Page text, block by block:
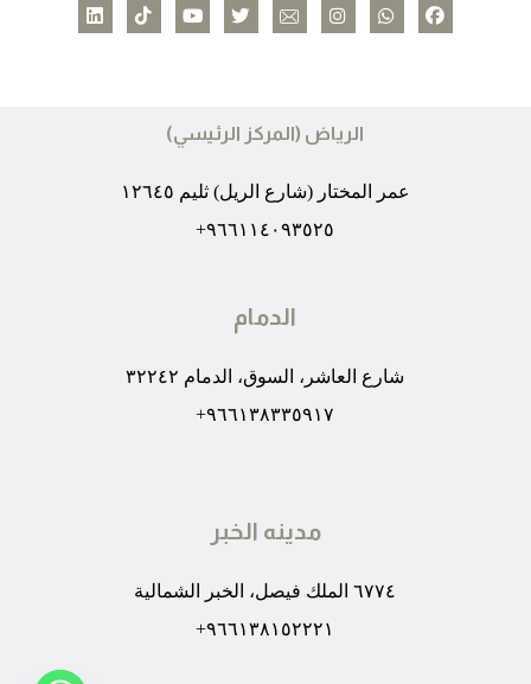
الرياض (المركز الرئيسي)
عمر المختار (شارع الريل) ثليم ١٢٦٤٥
٩٦٦١١٤٠٩٣٥٢٥+
الدمام
شارع العاشر، السوق، الدمام ٣٢٢٤٢
٩٦٦١٣٨٣٣٥٩١٧+
مدينه الخبر
٦٧٧٤ الملك فيصل، الخبر الشمالية
٩٦٦١٣٨١٥٢٢٢١+